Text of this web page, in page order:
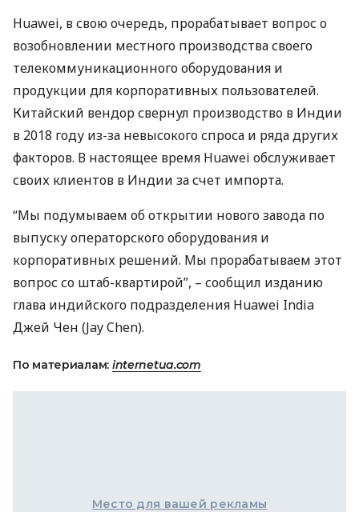
Huawei, в свою очередь, прорабатывает вопрос о
возобновлении местного производства своего
телекоммуникационного оборудования и
продукции для корпоративных пользователей.
Китайский вендор свернул производство в Индии
в 2018 году из-за невысокого спроса и ряда других
факторов. В настоящее время Huawei обслуживает
своих клиентов в Индии за счет импорта.
“Мы подумываем об открытии нового завода по
выпуску операторского оборудования и
корпоративных решений. Мы прорабатываем этот
вопрос со штаб-квартирой”, – сообщил изданию
глава индийского подразделения Huawei India
Джей Чен (Jay Chen).
По материалам: internetua.com
Место для вашей рекламы